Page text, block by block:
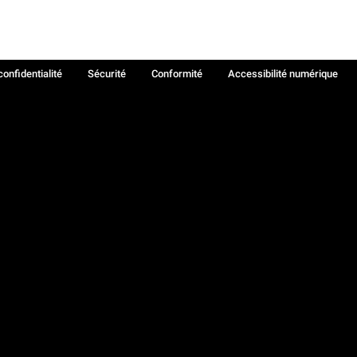
Sécurité Conformité
Accessibilité numérique